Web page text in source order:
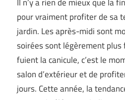
pour vraiment profiter de sa
jardin. Les après-midi sont
soirées sont légèrement plus
fuient la canicule, c’est le
salon d’extérieur et de
jours. Cette année, la